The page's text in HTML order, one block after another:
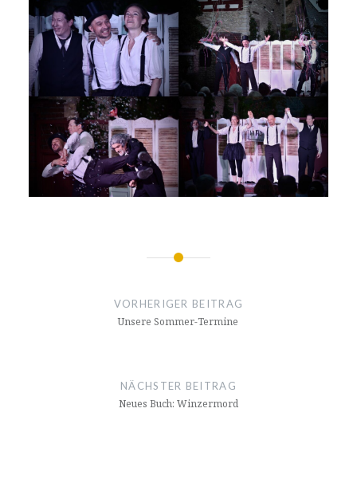
Beitragsnavigation
VORHERIGER BEITRAG
Unsere Sommer-Termine
NÄCHSTER BEITRAG
Neues Buch: Winzermord